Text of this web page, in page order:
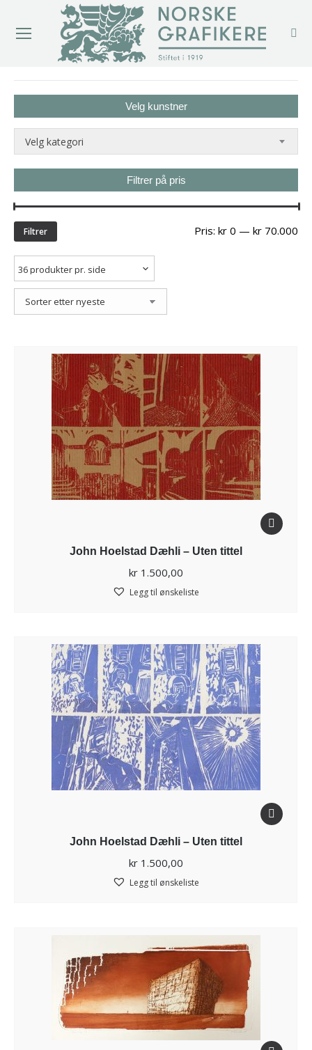
Velg kunstner
Velg kategori
Filtrer på pris
Filtrer Pris: kr 0 — kr 70.000
John Hoelstad Dæhli – Uten tittel
kr1.500,00
Legg til ønskeliste
John Hoelstad Dæhli – Uten tittel
kr1.500,00
Legg til ønskeliste